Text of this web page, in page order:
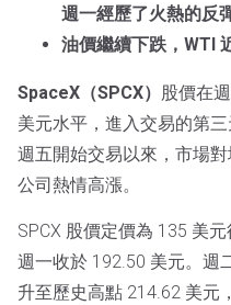
週一經歷了火熱的反彈
油價繼續下跌，WTI
SpaceX（SPCX） 股價在
美元水平，進入交易的第
週五開始交易以來，市場
公司熱情高漲。
SPCX 股價定價為 135 美
週一收於 192.50 美元。週
升至歷史高點 214.62 美元